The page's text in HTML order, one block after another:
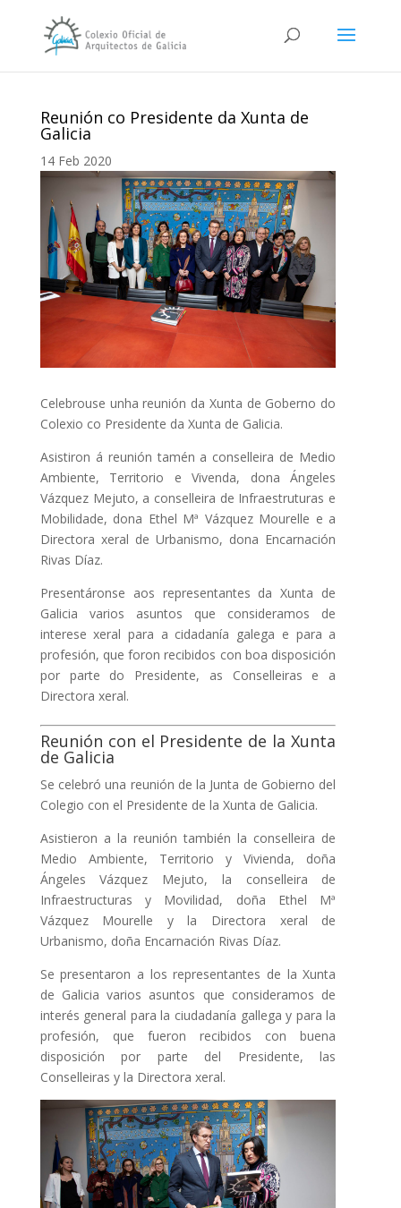
Reunión co Presidente da Xunta de
Galicia
14 Feb 2020
Celebrouse unha reunión da Xunta de Goberno do
Colexio co Presidente da Xunta de Galicia.
Asistiron á reunión tamén a conselleira de Medio
Ambiente, Territorio e Vivenda, dona Ángeles
Vázquez Mejuto, a conselleira de Infraestruturas e
Mobilidade, dona Ethel Mª Vázquez Mourelle e a
Directora xeral de Urbanismo, dona Encarnación
Rivas Díaz.
Presentáronse aos representantes da Xunta de
Galicia varios asuntos que consideramos de
interese xeral para a cidadanía galega e para a
profesión, que foron recibidos con boa disposición
por parte do Presidente, as Conselleiras e a
Directora xeral.
Reunión con el Presidente de la Xunta
de Galicia
Se celebró una reunión de la Junta de Gobierno del
Colegio con el Presidente de la Xunta de Galicia.
Asistieron a la reunión también la conselleira de
Medio Ambiente, Territorio y Vivienda, doña
Ángeles Vázquez Mejuto, la conselleira de
Infraestructuras y Movilidad, doña Ethel Mª
Vázquez Mourelle y la Directora xeral de
Urbanismo, doña Encarnación Rivas Díaz.
Se presentaron a los representantes de la Xunta
de Galicia varios asuntos que consideramos de
interés general para la ciudadanía gallega y para la
profesión, que fueron recibidos con buena
disposición por parte del Presidente, las
Conselleiras y la Directora xeral.